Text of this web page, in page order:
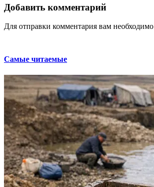
Добавить комментарий
Для отправки комментария вам необходимо
Самые читаемые